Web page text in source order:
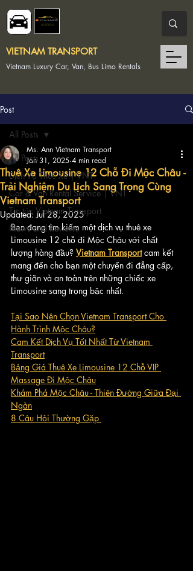
Vietnam Luxury Car, Van, Bus Limo Rentals
VIETNAM TRANSPORT
Post
All Posts
Dịch Vụ Thuê Xe | VNT
Car & Van Rental Service | VNT
Tin tức Vietnam Transport
News and Reviews
All Posts
Thuê Xe Limousine 12 Chỗ Đi Mộc Châu -
Trải Nghiệm Du Lịch Sang Trọng Cùng
Vietnam Transport
Ms. Ann Vietnam Transport
Jan 31, 2025 4 min read
Updated:Jul 28, 2025
Bạn đang tìm kiếm một dịch vụ thuê xe
Limousine 12 chỗ đi Mộc Châu với chất
lượng hàng đầu? Vietnam Transport cam kết
mang đến cho bạn một chuyến đi đẳng cấp,
thư giãn và an toàn trên những chiếc xe
Limousine sang trọng bậc nhất.
Tại Sao Nên Chọn Vietnam Transport Cho
Hành Trình Mộc Châu?
Cam Kết Dịch Vụ Tốt Nhất Từ Vietnam
Transport
Bảng Giá Thuê Xe Limousine 12 Chỗ VIP
Massage Đi Mộc Châu
Khám Phá Mộc Châu - Thiên Đường Giữa Đại
Ngàn
8 Câu Hỏi Thường Gặp